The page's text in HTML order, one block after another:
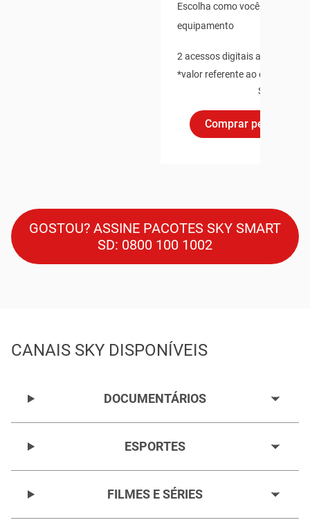
Escolha como você prefere ter
equipamento
2 acessos digitais ao Sky+
*valor referente ao
Sky
Comprar pelo
GOSTOU? ASSINE PACOTES SKY SMART
SD: 0800 100 1002
CANAIS SKY DISPONÍVEIS
DOCUMENTÁRIOS
ESPORTES
FILMES E SÉRIES